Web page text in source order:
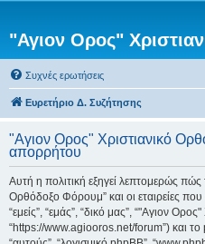
"Αγιον Ορος"
Συχνές ερωτήσεις
Ευρετήριο Δ. Συζήτησης
"Αγιον Ορος" Χριστιανικό
απορρήτου
Αυτή η πολιτική εξηγεί λεπτομερώς πώς
Ορθόδοξο Φόρουμ” και οι εταιρείες
“εμείς”, “εμάς”, “δικό μας”, “"Αγιον
“https://www.agiooros.net/forum”) και το